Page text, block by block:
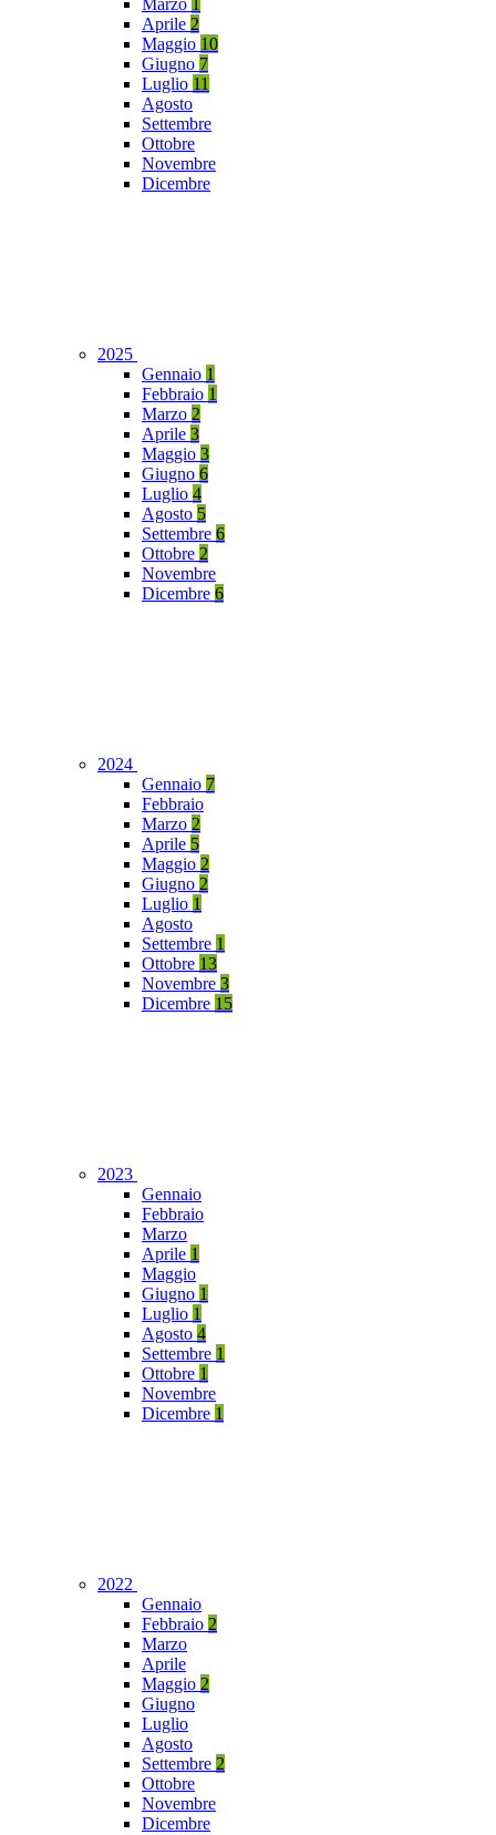
Marzo
Aprile 2
Maggio 10
Giugno 7
Luglio 11
Agosto
Settembre
Ottobre
Novembre
Dicembre
2025
Gennaio 1
Febbraio 1
Marzo 2
Aprile 3
Maggio 3
Giugno 6
Luglio 4
Agosto 5
Settembre 6
Ottobre 2
Novembre
Dicembre 6
2024
Gennaio 7
Febbraio
Marzo 2
Aprile 5
Maggio 2
Giugno 2
Luglio 1
Agosto
Settembre 1
Ottobre 13
Novembre 3
Dicembre 15
2023
Gennaio
Febbraio
Marzo
Aprile 1
Maggio
Giugno 1
Luglio 1
Agosto 4
Settembre 1
Ottobre 1
Novembre
Dicembre 1
2022
Gennaio
Febbraio 2
Marzo
Aprile
Maggio 2
Giugno
Luglio
Agosto
Settembre 2
Ottobre
Novembre
Dicembre